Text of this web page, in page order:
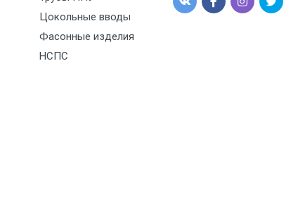
Цокольные вводы
Фасонные изделия
НСПС